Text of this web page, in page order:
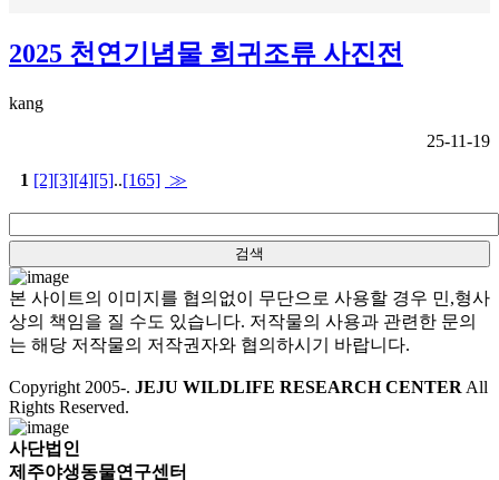
2025 천연기념물 희귀조류 사진전
kang
25-11-19
1 [2][3][4][5]..[165] ≫
본 사이트의 이미지를 협의없이 무단으로 사용할 경우 민,형사
상의 책임을 질 수도 있습니다. 저작물의 사용과 관련한 문의
는 해당 저작물의 저작권자와 협의하시기 바랍니다.
Copyright 2005-. JEJU WILDLIFE RESEARCH CENTER All
Rights Reserved.
사단법인
제주야생동물연구센터